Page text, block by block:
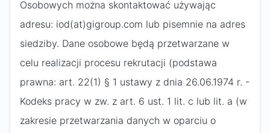
Osobowych można skontaktować używając
adresu: iod(at)gigroup.com lub pisemnie na adres
siedziby. Dane osobowe będą przetwarzane w
celu realizacji procesu rekrutacji (podstawa
prawna: art. 22(1) § 1 ustawy z dnia 26.06.1974 r. -
Kodeks pracy w zw. z art. 6 ust. 1 lit. c lub lit. a (w
zakresie przetwarzania danych w oparciu o